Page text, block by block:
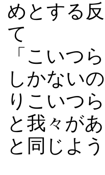
めとする
て
「こいつ
しかない
りこいつ
と我々が
と同じよ